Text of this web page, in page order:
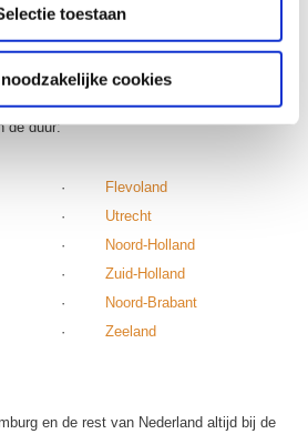
toestaan
cookies
de sup routes en opstapplaatsen voor
de duur:
·
Flevoland
· Utrecht
·
Noord-Holland
·Zuid-Holland
·
Noord-Brabant
·Zeeland
en de rest van Nederland altijd bij de